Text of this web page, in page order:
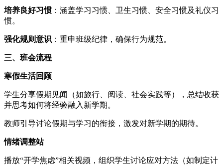
培养良好习惯：涵盖学习习惯、卫生习惯、安全习惯及礼仪习
惯。
强化规则意识 ：重申班级纪律，确保行为规范。
三、班会流程
寒假生活回顾
学生分享假期见闻（如旅行、阅读、社会实践等），总结收获
并思考如何将经验融入新学期。
教师引导讨论假期与学习的衔接，激发对新学期的期待。
情绪调整站
播放“开学焦虑”相关视频，组织学生讨论应对方法（如制定计